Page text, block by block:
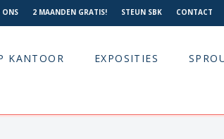
ONS 2 MAANDEN GRATIS! STEUN SBK CONTACT
KANTOOR EXPOSITIES